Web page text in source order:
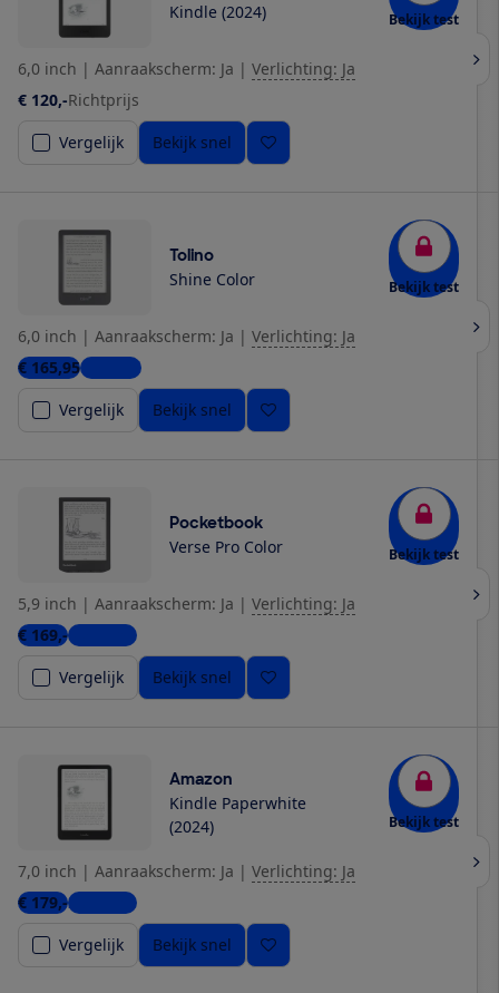
Kindle (2024) Bekijk test
6,0 inch | Aanraakscherm: Ja | Verlichting: Ja
€ 120,-Richtprijs
Vergelijk
Bekijk snel
Tolino
Shine Color Bekijk test
6,0 inch | Aanraakscherm: Ja | Verlichting: Ja
€ 165,951 winkel
Vergelijk
Bekijk snel
Pocketbook
Verse Pro Color Bekijk test
5,9 inch | Aanraakscherm: Ja | Verlichting: Ja
€ 169,-6 winkels
Vergelijk
Bekijk snel
Amazon
Kindle Paperwhite
(2024)
Bekijk test
7,0 inch | Aanraakscherm: Ja | Verlichting: Ja
€ 179,-2 winkels
Vergelijk
Bekijk snel